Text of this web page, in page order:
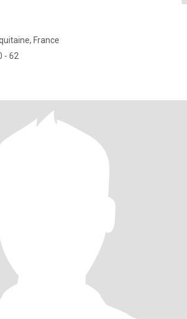
France
- 62